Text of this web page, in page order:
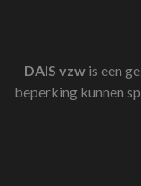
DAIS vzw is een
beperking kunnen